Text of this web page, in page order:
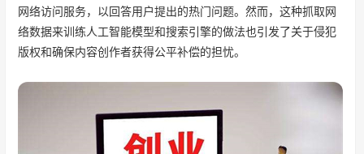
网络访问服务，以回答用户提出的热门问题。然而，这种抓取网
络数据来训练人工智能模型和搜索引擎的做法也引发了关于侵犯
版权和确保内容创作者获得公平补偿的担忧。